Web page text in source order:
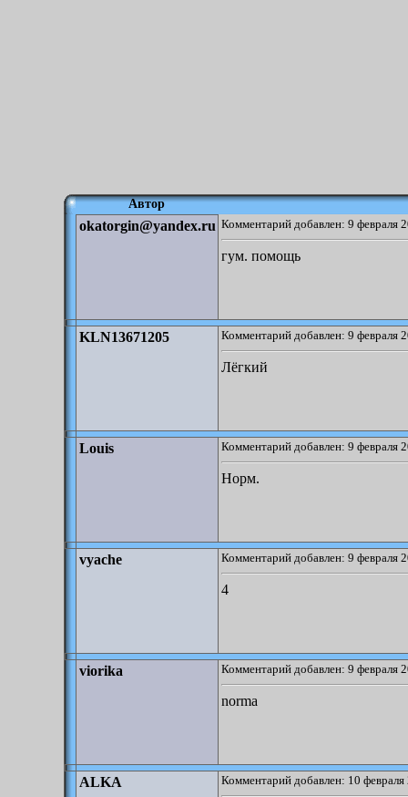
Автор
okatorgin@yandex.ru Комментарий добавлен: 9 февраля
гум. помощь
KLN13671205 Комментарий добавлен: 9 февраля
Лёгкий
Louis Комментарий добавлен: 9 февраля
Норм.
vyache Комментарий добавлен: 9 февраля
4
viorika Комментарий добавлен: 9 февраля
norma
ALKA Комментарий добавлен: 10